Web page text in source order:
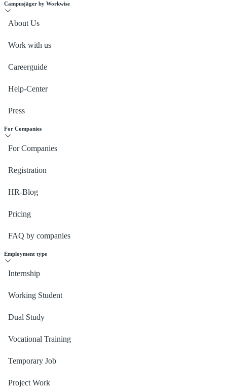
Campusjäger by Workwise
About Us
Work with us
Careerguide
Help-Center
Press
For Companies
For Companies
Registration
HR-Blog
Pricing
FAQ by companies
Employment type
Internship
Working Student
Dual Study
Vocational Training
Temporary Job
Project Work